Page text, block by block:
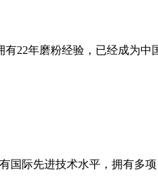
22年磨粉经验，已经成为
国际先进技术水平，拥有多